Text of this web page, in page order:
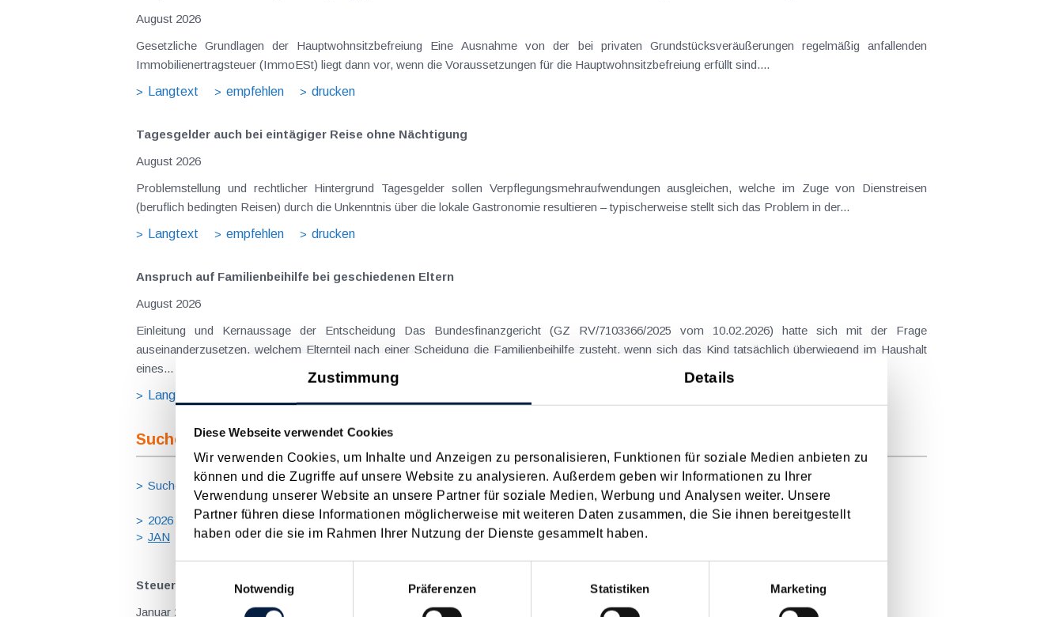
Zustimmung Details
Diese Webseite verwendet Cookies
Wir verwenden Cookies, um Inhalte und Anzeigen zu personalisieren, Funktionen für soziale Medien anbieten zu
können und die Zugriffe auf unsere Website zu analysieren. Außerdem geben wir Informationen zu Ihrer
Verwendung unserer Website an unsere Partner für soziale Medien, Werbung und Analysen weiter. Unsere
Partner führen diese Informationen möglicherweise mit weiteren Daten zusammen, die Sie ihnen bereitgestellt
haben oder die sie im Rahmen Ihrer Nutzung der Dienste gesammelt haben.
Notwendig
Präferenzen Statistiken Marketing
August 2026
Gesetzliche Grundlagen der Hauptwohnsitzbefreiung Eine Ausnahme von der bei privaten Grundstücksveräußerungen regelmäßig anfallenden
Immobilienertragsteuer (ImmoESt) liegt dann vor, wenn die Voraussetzungen für die Hauptwohnsitzbefreiung erfüllt sind....
Langtext
empfehlen drucken
Tagesgelder auch bei eintägiger Reise ohne Nächtigung
August 2026
Problemstellung und rechtlicher Hintergrund Tagesgelder sollen Verpflegungsmehraufwendungen ausgleichen, welche im Zuge von Dienstreisen
(beruflich bedingten Reisen) durch die Unkenntnis über die lokale Gastronomie resultieren – typischerweise stellt sich das Problem in der...
Langtext
empfehlen drucken
Anspruch auf Familienbeihilfe bei geschiedenen Eltern
August 2026
Einleitung und Kernaussage der Entscheidung Das Bundesfinanzgericht (GZ RV/7103366/2025 vom 10.02.2026) hatte sich mit der Frage
auseinanderzusetzen, welchem Elternteil nach einer Scheidung die Familienbeihilfe zusteht, wenn sich das Kind tatsächlich überwiegend im Haushalt
eines...
Langtext
Suche im Archiv
Suche nach Begriffen Suche nach Datum Suche in Schlagwortliste
2026 2025 2024 2023 2022 2021 2020 2019 2018
2017
JAN
FEB MÄR APR MAI JUN JUL AUG SEP OKT NOV
Steuertermine 2019
Januar 2019